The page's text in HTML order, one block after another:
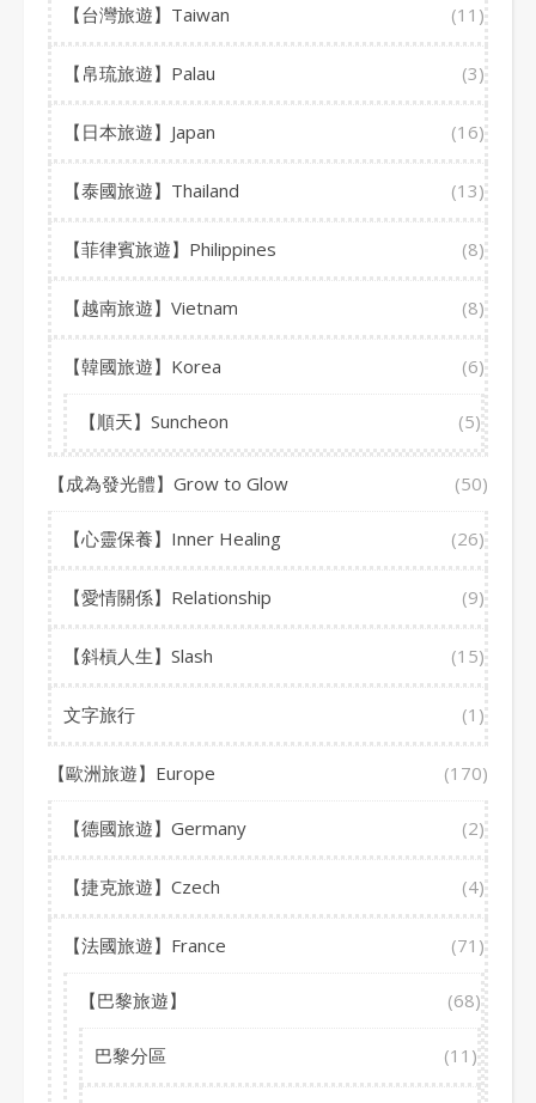
【台灣旅遊】Taiwan (11)
【帛琉旅遊】Palau (3)
【日本旅遊】Japan (16)
【泰國旅遊】Thailand (13)
【菲律賓旅遊】Philippines (8)
【越南旅遊】Vietnam (8)
【韓國旅遊】Korea (6)
【順天】Suncheon (5)
【成為發光體】Grow to Glow (50)
【心靈保養】Inner Healing (26)
【愛情關係】Relationship (9)
【斜槓人生】Slash (15)
文字旅行 (1)
【歐洲旅遊】Europe (170)
【德國旅遊】Germany (2)
【捷克旅遊】Czech (4)
【法國旅遊】France (71)
【巴黎旅遊】 (68)
巴黎分區 (11)